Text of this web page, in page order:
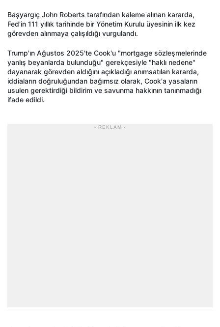
Başyargıç John Roberts tarafından kaleme alınan kararda,
Fed'in 111 yıllık tarihinde bir Yönetim Kurulu üyesinin ilk kez
görevden alınmaya çalışıldığı vurgulandı.
Trump'ın Ağustos 2025'te Cook'u "mortgage sözleşmelerinde
yanlış beyanlarda bulunduğu" gerekçesiyle "haklı nedene"
dayanarak görevden aldığını açıkladığı anımsatılan kararda,
iddiaların doğruluğundan bağımsız olarak, Cook'a yasaların
usulen gerektirdiği bildirim ve savunma hakkının tanınmadığı
ifade edildi.
- REKLAM -